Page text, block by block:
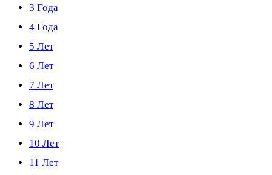
3 Года
4 Года
5 Лет
6 Лет
7 Лет
8 Лет
9 Лет
10 Лет
11 Лет